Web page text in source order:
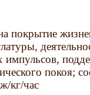
покрытие
покоя;
кг/час